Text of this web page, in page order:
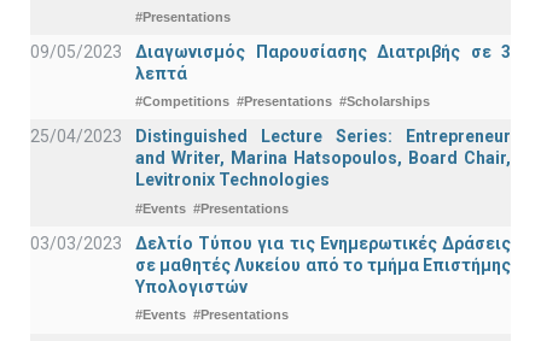
#Presentations
09/05/2023
Διαγωνισμός Παρουσίασης Διατριβής σε 3
λεπτά
#Competitions #Presentations #Scholarships
25/04/2023
Distinguished Lecture Series: Entrepreneur
and Writer, Marina Hatsopoulos, Board Chair,
Levitronix Technologies
#Events #Presentations
03/03/2023
Δελτίο Τύπου για τις Ενημερωτικές Δράσεις
σε μαθητές Λυκείου από το τμήμα Επιστήμης
Υπολογιστών
#Events #Presentations